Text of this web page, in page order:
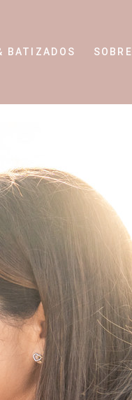
BATIZADOS SOBRE